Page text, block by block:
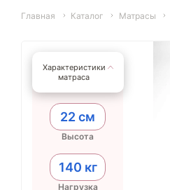
Главная Каталог Матрасы
Характеристики
матраса
22 см
Высота
140 кг
Нагрузка